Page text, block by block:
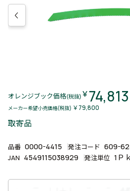
オレンジブック価格(税抜) ￥74,813
メーカー希望小売価格(税抜) ￥79,800
取寄品
品番 0000-4415 発注コード 609-
JAN 4549115038929 発注単位 1Ｐｋ